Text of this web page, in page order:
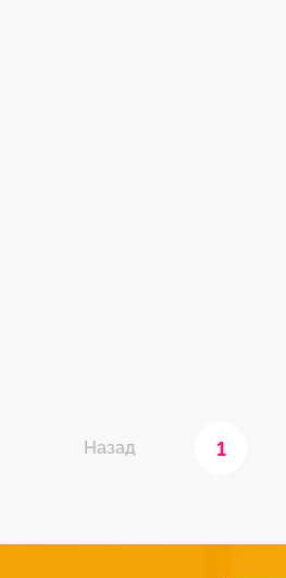
Назад 1